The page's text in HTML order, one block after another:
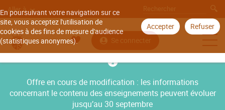
En poursuivant votre navigation sur ce
site, vous acceptez l'utilisation de
cookies à des fins de mesure d'audience
(statistiques anonymes).
Accepter Refuser
Aller à
Se connecter
Offre en cours de modification : les informations
concernant le contenu des enseignements peuvent évoluer
jusqu’au 30 septembre